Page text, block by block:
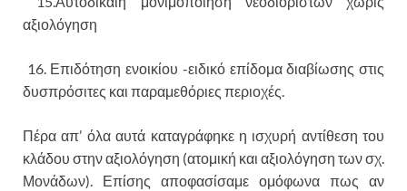
αξιολόγηση
16. Επιδότηση ενοικίου -ειδικό επίδομα διαβίωσης στις
δυσπρόσιτες και παραμεθόριες περιοχές.
Πέρα απ’ όλα αυτά καταγράφηκε η ισχυρή αντίθεση του
κλάδου στην αξιολόγηση (ατομική και αξιολόγηση των σχ.
Μονάδων). Επίσης αποφασίσαμε ομόφωνα πως αν